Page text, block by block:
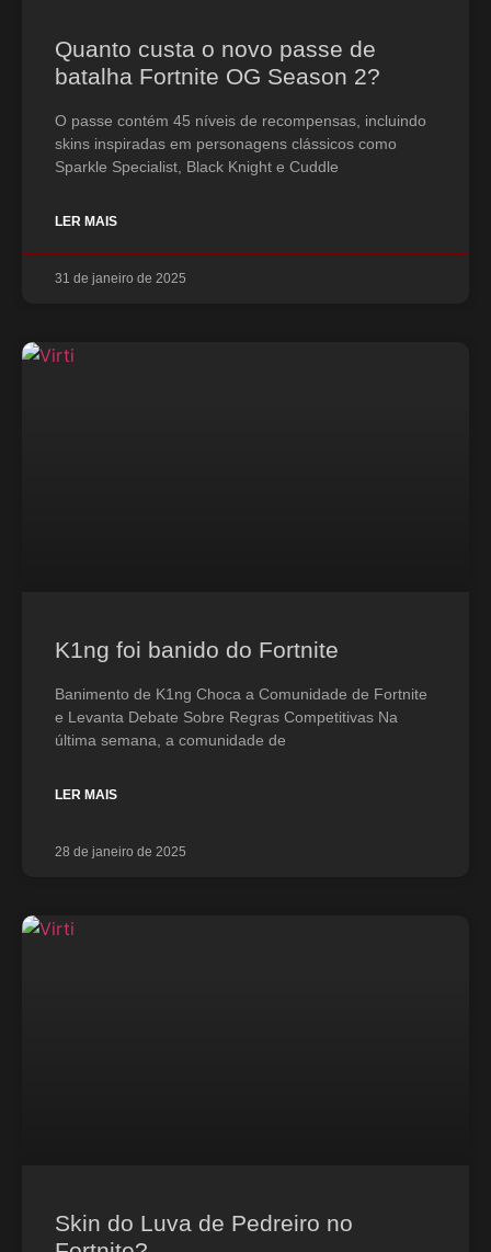
Quanto custa o novo passe de
batalha Fortnite OG Season 2?
O passe contém 45 níveis de recompensas, incluindo
skins inspiradas em personagens clássicos como
Sparkle Specialist, Black Knight e Cuddle
LER MAIS
31 de janeiro de 2025
K1ng foi banido do Fortnite
Banimento de K1ng Choca a Comunidade de Fortnite
e Levanta Debate Sobre Regras Competitivas Na
última semana, a comunidade de
LER MAIS
28 de janeiro de 2025
Skin do Luva de Pedreiro no